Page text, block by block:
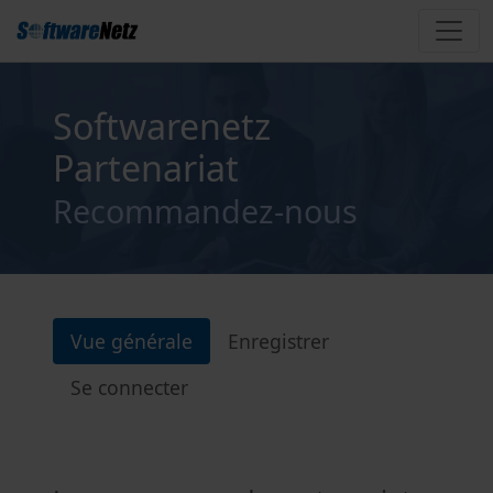
Softwarenetz
Partenariat
Recommandez-nous
Vue générale
Enregistrer
Se connecter